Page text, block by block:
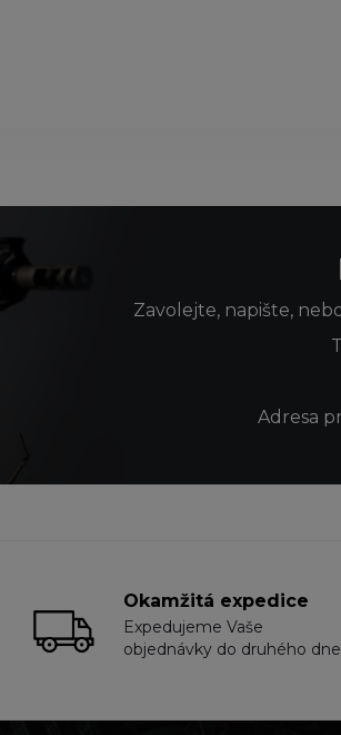
Zavolejte, napište,
Adresa
Okamžitá expedice
Expedujeme Vaše
objednávky do druhého